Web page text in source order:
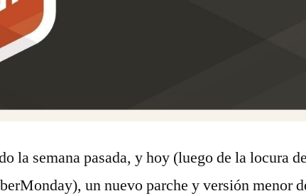
la semana pasada, y hoy (luego de la locura
un nuevo parche y versión menor